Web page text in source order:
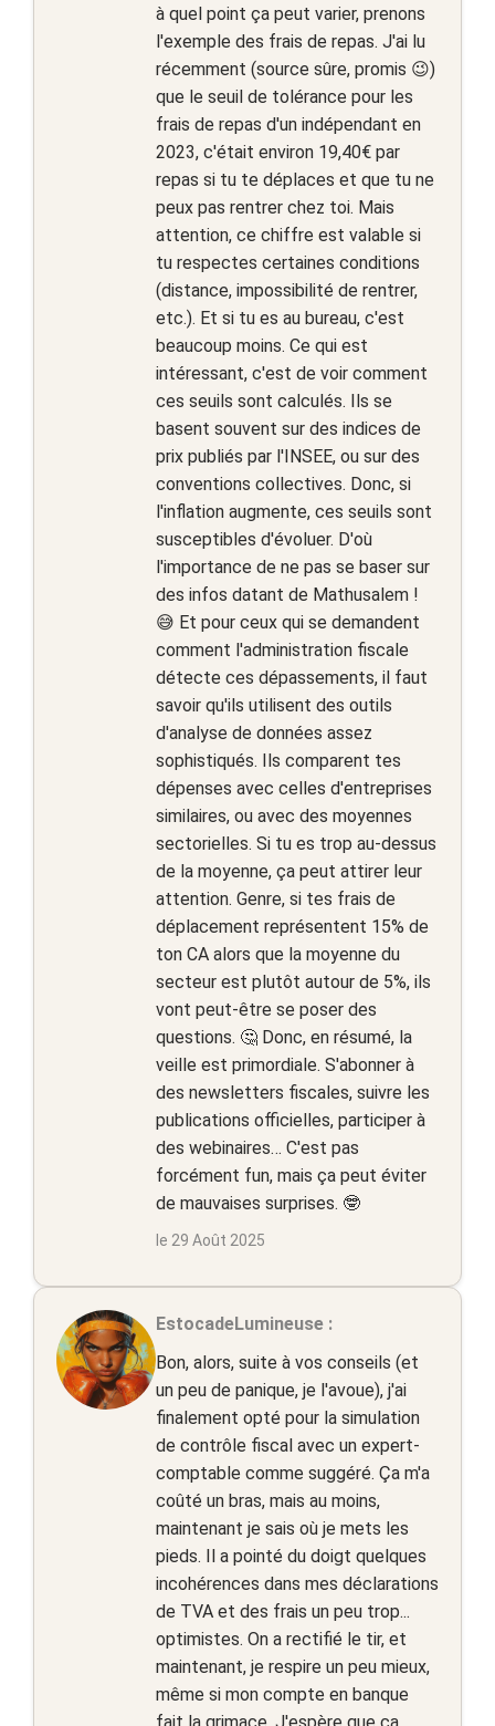
à quel point ça peut varier, prenons
l'exemple des frais de repas. J'ai lu
récemment (source sûre, promis 😉)
que le seuil de tolérance pour les
frais de repas d'un indépendant en
2023, c'était environ 19,40€ par
repas si tu te déplaces et que tu ne
peux pas rentrer chez toi. Mais
attention, ce chiffre est valable si
tu respectes certaines conditions
(distance, impossibilité de rentrer,
etc.). Et si tu es au bureau, c'est
beaucoup moins. Ce qui est
intéressant, c'est de voir comment
ces seuils sont calculés. Ils se
basent souvent sur des indices de
prix publiés par l'INSEE, ou sur des
conventions collectives. Donc, si
l'inflation augmente, ces seuils sont
susceptibles d'évoluer. D'où
l'importance de ne pas se baser sur
des infos datant de Mathusalem !
😅 Et pour ceux qui se demandent
comment l'administration fiscale
détecte ces dépassements, il faut
savoir qu'ils utilisent des outils
d'analyse de données assez
sophistiqués. Ils comparent tes
dépenses avec celles d'entreprises
similaires, ou avec des moyennes
sectorielles. Si tu es trop au-dessus
de la moyenne, ça peut attirer leur
attention. Genre, si tes frais de
déplacement représentent 15% de
ton CA alors que la moyenne du
secteur est plutôt autour de 5%, ils
vont peut-être se poser des
questions. 🤔 Donc, en résumé, la
veille est primordiale. S'abonner à
des newsletters fiscales, suivre les
publications officielles, participer à
des webinaires… C'est pas
forcément fun, mais ça peut éviter
de mauvaises surprises. 🤓
le 29 Août 2025
EstocadeLumineuse :
Bon, alors, suite à vos conseils (et
un peu de panique, je l'avoue), j'ai
finalement opté pour la simulation
de contrôle fiscal avec un expert-
comptable comme suggéré. Ça m'a
coûté un bras, mais au moins,
maintenant je sais où je mets les
pieds. Il a pointé du doigt quelques
incohérences dans mes déclarations
de TVA et des frais un peu trop...
optimistes. On a rectifié le tir, et
maintenant, je respire un peu mieux,
même si mon compte en banque